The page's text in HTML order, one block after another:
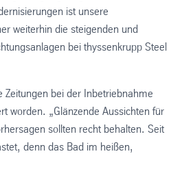
ist unsere
weiterhin die steigenden und
bei thyssenkrupp Steel
Zeitungen bei der Inbetriebnahme
worden. „Glänzende Aussichten für
sollten recht behalten. Seit
denn das Bad im heißen,